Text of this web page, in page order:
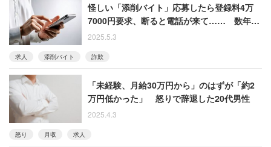
怪しい「添削バイト」応募したら登録料4万
7000円要求、断ると電話が来て…… 数年
後、詐欺の手口が判明
2025.5.3
求人 添削バイト 詐欺
「未経験、月給30万円から」のはずが「約2
万円低かった」 怒りで辞退した20代男性
2025.4.3
怒り 月収 求人